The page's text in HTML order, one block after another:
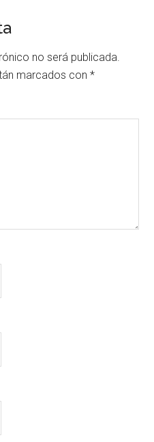
no será publicada.
marcados con*